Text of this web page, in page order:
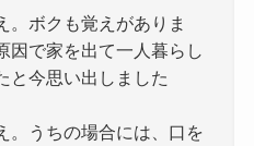
ボクも覚えがありま
因で家を出て一人暮らし
と今思い出しました
。うちの場合には、口を